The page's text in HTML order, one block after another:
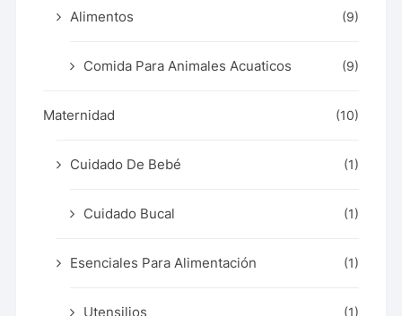
Alimentos (9)
Comida Para Animales Acuaticos (9)
Maternidad (10)
Cuidado De Bebé (1)
Cuidado Bucal (1)
Esenciales Para Alimentación (1)
Utensilios (1)